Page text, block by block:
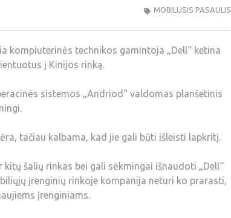
MOBILUSIS PASAULIS
kompiuterinės technikos gamintoja „Dell“ ketina
į Kinijos rinką.
sistemos „Andriod“ valdomas planšetinis
tačiau kalbama, kad jie gali būti išleisti lapkritį.
šalių rinkas bei gali sėkmingai išnaudoti „Dell“
įrenginių rinkoje kompanija neturi ko prarasti,
įrenginiams.